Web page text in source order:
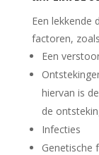
Een lekkende
factoren,
Een
hiervan is
de
Infecties
Genetische